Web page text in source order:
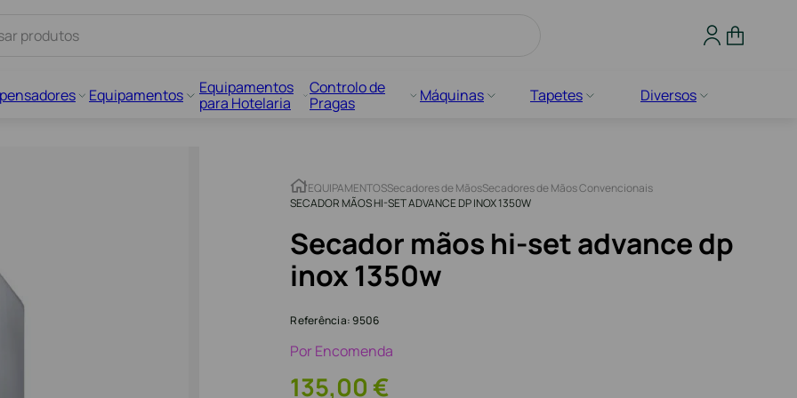
Equipamentos
Equipamentos
para Hotelaria
Controlo de
Pragas
Máquinas Tapetes Diversos
EQUIPAMENTOSSecadores de MãosSecadores de Mãos Convencionais
SECADOR MÃOS HI-SET ADVANCE DP INOX 1350W
Secador mãos hi-set advance dp
inox 1350w
Referência:9506
Por Encomenda
135,00 €